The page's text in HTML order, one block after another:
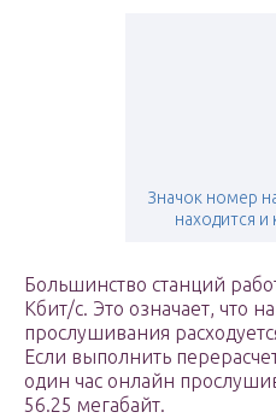
Значок номер
находится и
Большинство станций
Кбит/с. Это означает, что
прослушивания
Если выполнить
один час онлайн
56.25 мегабайт.